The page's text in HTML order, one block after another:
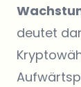
deutet